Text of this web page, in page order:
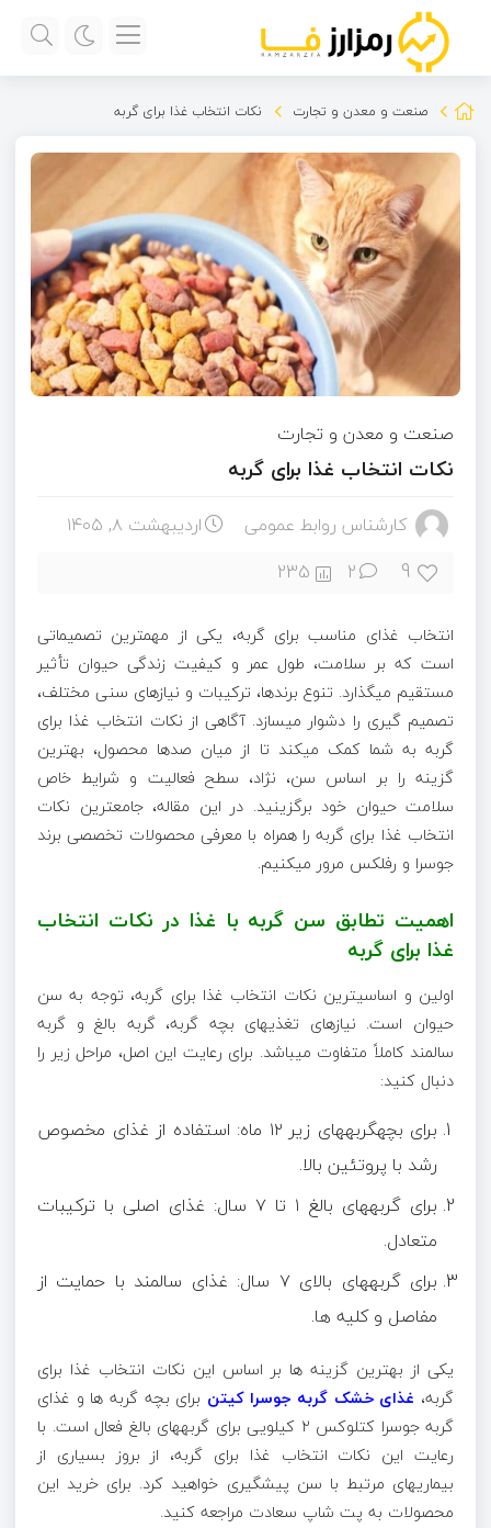
صنعت و معدن و تجارت نکات انتخاب غذا برای گربه
صنعت و معدن و تجارت
نکات انتخاب غذا برای گربه
کارشناس روابط عمومی اردیبهشت ۸, ۱۴۰۵
9
2
235
انتخاب غذای مناسب برای گربه، یکی از مهمترین تصمیماتی
است که بر سلامت، طول عمر و کیفیت زندگی حیوان تأثیر
مستقیم میگذارد. تنوع برندها، ترکیبات و نیازهای سنی مختلف،
تصمیم گیری را دشوار میسازد. آگاهی از نکات انتخاب غذا برای
گربه به شما کمک میکند تا از میان صدها محصول، بهترین
گزینه را بر اساس سن، نژاد، سطح فعالیت و شرایط خاص
سلامت حیوان خود برگزینید. در این مقاله، جامعترین نکات
انتخاب غذا برای گربه را همراه با معرفی محصولات تخصصی برند
جوسرا و رفلکس مرور میکنیم.
اهمیت تطابق سن گربه با غذا در نکات انتخاب
غذا برای گربه
اولین و اساسیترین نکات انتخاب غذا برای گربه، توجه به سن
حیوان است. نیازهای تغذیهای بچه گربه، گربه بالغ و گربه
سالمند کاملاً متفاوت میباشد. برای رعایت این اصل، مراحل زیر را
دنبال کنید:
برای بچهگربههای زیر ۱۲ ماه: استفاده از غذای مخصوص
رشد با پروتئین بالا.
برای گربههای بالغ ۱ تا ۷ سال: غذای اصلی با ترکیبات
متعادل.
برای گربههای بالای ۷ سال: غذای سالمند با حمایت از
مفاصل و کلیه ها.
یکی از بهترین گزینه ها بر اساس این نکات انتخاب غذا برای
گربه، غذای خشک گربه جوسرا کیتن برای بچه گربه ها و غذای
گربه جوسرا کتلوکس ۲ کیلویی برای گربههای بالغ فعال است. با
رعایت این نکات انتخاب غذا برای گربه، از بروز بسیاری از
بیماریهای مرتبط با سن پیشگیری خواهید کرد. برای خرید این
محصولات به پت شاپ سعادت مراجعه کنید.